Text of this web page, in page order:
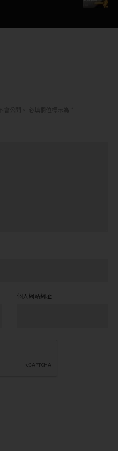
個人網站網址